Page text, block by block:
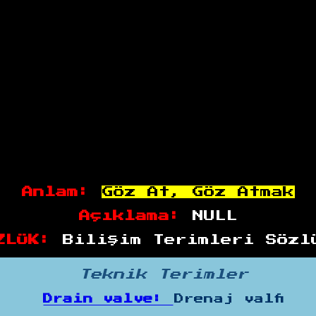
Anlam: Göz At, Göz Atmak
Açıklama: NULL
Bilişim Terimleri
Teknik Terimler
Drain valve: Drenaj valfi